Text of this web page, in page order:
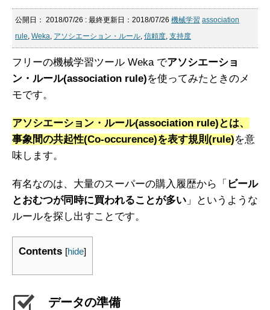
公開日： 2018/07/26 : 最終更新日：2018/07/26 機械学習 association
rule, Weka, アソシエーション・ルール, 信頼度, 支持度
フリーの機械学習ツール Weka でアソシエーショ
ン・ルール(association rule)を使ってみたときのメ
モです。
アソシエーション・ルール(association rule)とは、
事象間の共起性(Co-occurence)を表す規則(rule)を意
味します。
有名なのは、大量のスーパーの購入履歴から「 ビール
とおむつが同時に買われることが多い 」というような
ルールを探し出すことです。
Contents [hide]
データの準備